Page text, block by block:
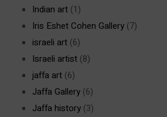
Indian art (1)
Iris Eshet Cohen Gallery (7)
israeli art (6)
Israeli artist (8)
jaffa art (6)
Jaffa Gallery (6)
Jaffa history (3)